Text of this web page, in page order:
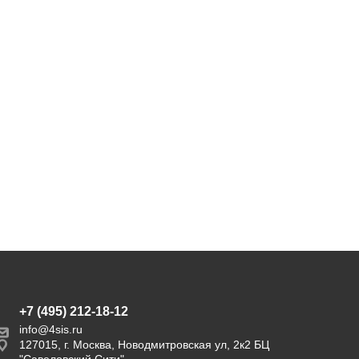
+7 (495) 212-18-12
info@4sis.ru
127015, г. Москва, Новодмитровская ул, 2к2 БЦ